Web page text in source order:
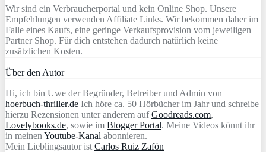
Wir sind ein Verbraucherportal und kein Online Shop. Unsere
Empfehlungen verwenden Affiliate Links. Wir bekommen daher im
Falle eines Kaufs, eine geringe Verkaufsprovision vom jeweiligen
Partner Shop. Für dich entstehen dadurch natürlich keine
zusätzlichen Kosten.
Über den Autor
Hi, ich bin Uwe der Begründer, Betreiber und Admin von
hoerbuch-thriller.de Ich höre ca. 50 Hörbücher im Jahr und schreibe
hierzu Rezensionen unter anderem aufGoodreads.com,
Lovelybooks.de, sowie im Blogger Portal. Meine Videos könnt ihr
in meinen Youtube-Kanal abonnieren.
Mein Lieblingsautor ist Carlos Ruiz Zafón